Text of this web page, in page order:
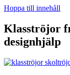
Hoppa till innehåll
Klasströjor
designhjälp